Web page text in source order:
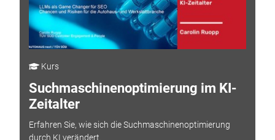
Kurs
Suchmaschinenoptimierung im KI-
Zeitalter
Erfahren Sie, wie sich die Suchmaschinenoptimierung
durch KI verändert.